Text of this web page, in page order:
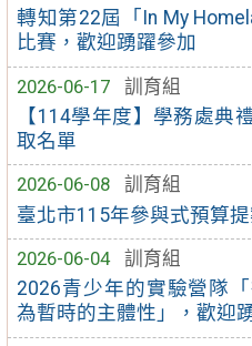
轉知第22屆「In My
比賽，歡迎踴躍參加
2026-06-17
訓育組
【114學年度】學務處典
取名單
2026-06-08
訓育組
臺北市115年參與式預算
2026-06-04
訓育組
2026青少年的實驗營隊
為暫時的主體性」，歡迎